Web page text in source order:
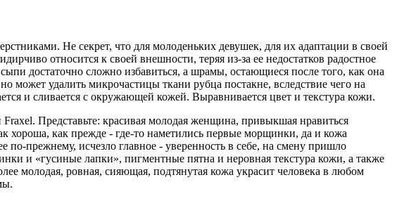
Не секрет, что для молоденьких девушек, для их адаптации в своей
относится к своей внешности, теряя из-за ее недостатков радостное
достаточно сложно избавиться, а шрамы, остающиеся после того, как она
удалить микрочастицы ткани рубца постакне, вследствие чего на
и сливается с окружающей кожей. Выравнивается цвет и текстура кожи.
Представьте: красивая молодая женщина, привыкшая нравиться
хороша, как прежде - где-то наметились первые морщинки, да и кожа
по-прежнему, исчезло главное - уверенность в себе, на смену пришло
и «гусиные лапки», пигментные пятна и неровная текстура кожи, а также
молодая, ровная, сияющая, подтянутая кожа украсит человека в любом